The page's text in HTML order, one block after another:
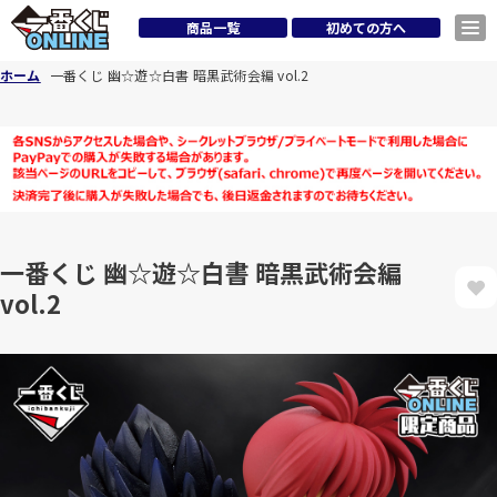
商品一覧 初めての方へ
ホーム 一番くじ 幽☆遊☆白書 暗黒武術会編 vol.2
一番くじ 幽☆遊☆白書 暗黒武術会編
vol.2